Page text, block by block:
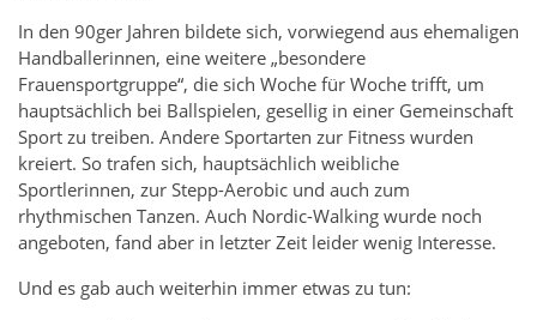
In den 90ger Jahren bildete sich, vorwiegend aus ehemaligen
Handballerinnen, eine weitere „besondere
Frauensportgruppe“, die sich Woche für Woche trifft, um
hauptsächlich bei Ballspielen, gesellig in einer Gemeinschaft
Sport zu treiben. Andere Sportarten zur Fitness wurden
kreiert. So trafen sich, hauptsächlich weibliche
Sportlerinnen, zur Stepp-Aerobic und auch zum
rhythmischen Tanzen. Auch Nordic-Walking wurde noch
angeboten, fand aber in letzter Zeit leider wenig Interesse.
Und es gab auch weiterhin immer etwas zu tun: